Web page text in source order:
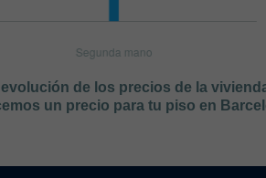
de los precios de la
un precio para tu piso en